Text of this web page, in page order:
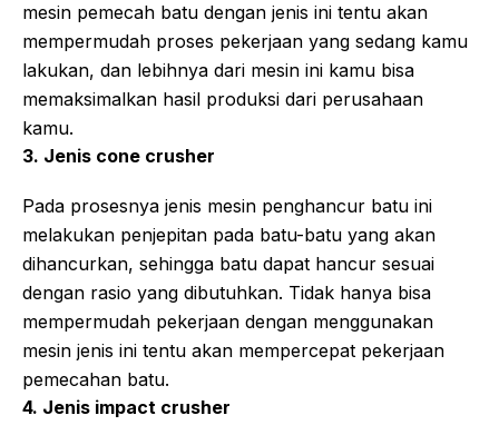
mesin pemecah batu dengan jenis ini tentu akan
mempermudah proses pekerjaan yang sedang kamu
lakukan, dan lebihnya dari mesin ini kamu bisa
memaksimalkan hasil produksi dari perusahaan
kamu.
3. Jenis cone crusher
Pada prosesnya jenis mesin penghancur batu ini
melakukan penjepitan pada batu-batu yang akan
dihancurkan, sehingga batu dapat hancur sesuai
dengan rasio yang dibutuhkan. Tidak hanya bisa
mempermudah pekerjaan dengan menggunakan
mesin jenis ini tentu akan mempercepat pekerjaan
pemecahan batu.
4. Jenis impact crusher